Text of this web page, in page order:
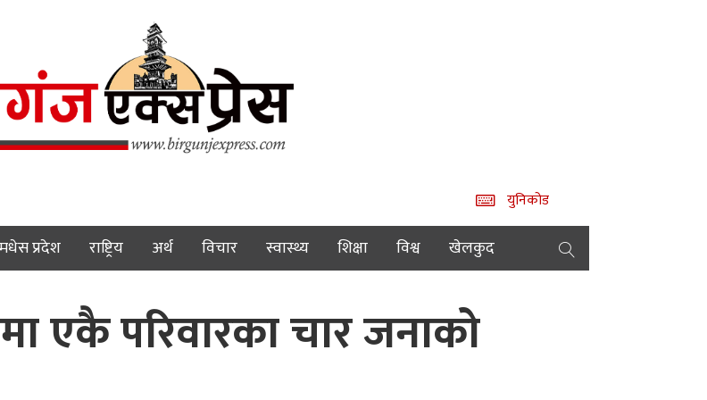
युनिकोड
मधेस प्रदेश राष्ट्रिय अर्थ विचार स्वास्थ्य शिक्षा विश्व खेलकुद
एकै परिवारका चार जनाको